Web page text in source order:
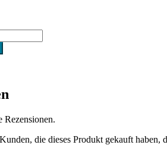
Rezensionen.
die dieses Produkt gekauft haben,